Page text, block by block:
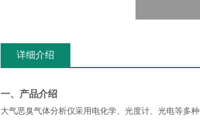
详细介绍
一、产品介绍
大气恶臭气体分析仪采用电化学、光度计、光电等多